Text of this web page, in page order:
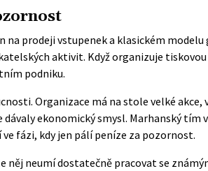
na prodeji vstupenek a klasickém modelu
aktivit. Když organizuje
podniku.
Organizace má na stole velké akce,
ekonomický smysl. Marhanský tím
ve fázi, kdy jen pálí peníze za pozornost.
něj neumí dostatečně pracovat se